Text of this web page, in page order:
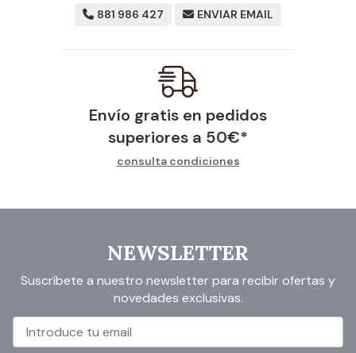
881 986 427 ENVIAR EMAIL
Envío gratis en pedidos
superiores a 50€*
consulta condiciones
NEWSLETTER
Suscríbete a nuestro newsletter para recibir ofertas y
novedades exclusivas.